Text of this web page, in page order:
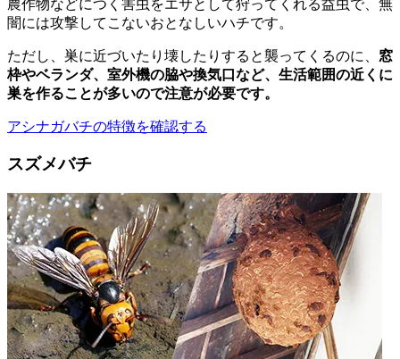
農作物などにつく害虫をエサとして狩ってくれる益虫で、無
闇には攻撃してこないおとなしいハチです。
ただし、巣に近づいたり壊したりすると襲ってくるのに、 窓
枠やベランダ、室外機の脇や換気口など、 生活範囲の近くに
巣を作ることが多いので注意が必要です。
アシナガバチの特徴を確認する
スズメバチ